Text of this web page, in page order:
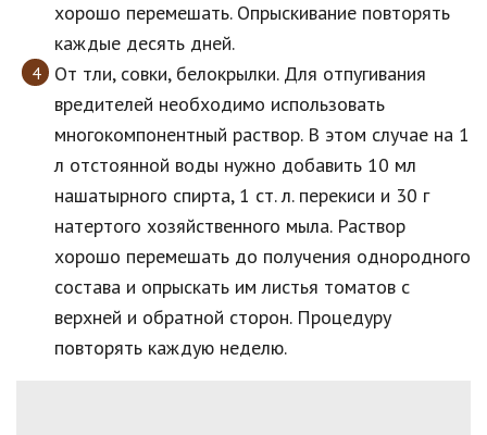
хорошо перемешать. Опрыскивание повторять
каждые десять дней.
От тли, совки, белокрылки. Для отпугивания
вредителей необходимо использовать
многокомпонентный раствор. В этом случае на 1
л отстоянной воды нужно добавить 10 мл
нашатырного спирта, 1 ст. л. перекиси и 30 г
натертого хозяйственного мыла. Раствор
хорошо перемешать до получения однородного
состава и опрыскать им листья томатов с
верхней и обратной сторон. Процедуру
повторять каждую неделю.